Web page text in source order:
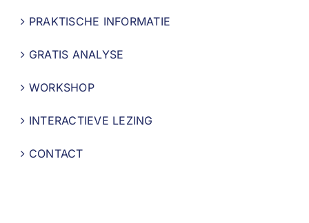
PRAKTISCHE INFORMATIE
GRATIS ANALYSE
WORKSHOP
INTERACTIEVE LEZING
CONTACT